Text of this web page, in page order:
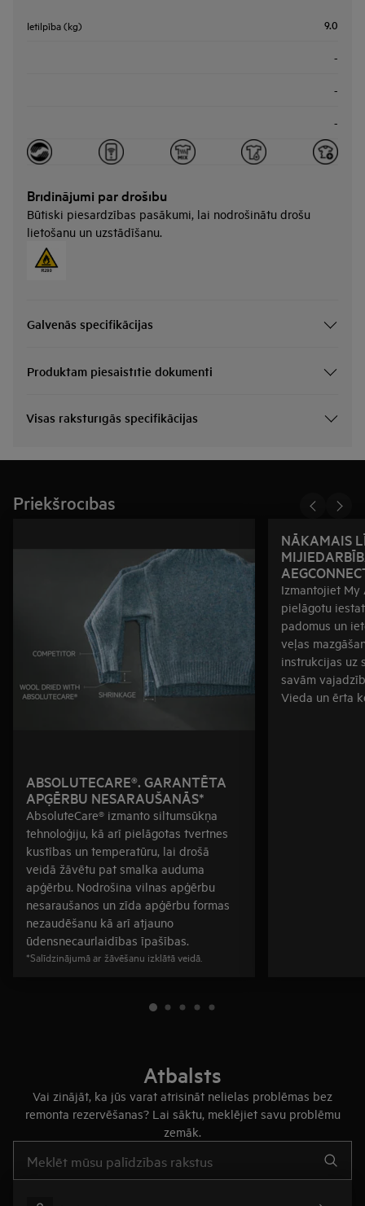
Ietilpība (kg) 9.0
-
-
-
Brīdinājumi par drošību
Būtiski piesardzības pasākumi, lai nodrošinātu drošu
lietošanu un uzstādīšanu.
Galvenās specifikācijas
Produktam piesaistītie dokumenti
Visas raksturīgās specifikācijas
Priekšrocības
ABSOLUTECARE®. GARANTĒTA
APĢĒRBU NESARAUŠANĀS*
AbsoluteCare® izmanto siltumsūkņa
tehnoloģiju, kā arī pielāgotas tvertnes
kustības un temperatūru, lai drošā
veidā žāvētu pat smalka auduma
apģērbu. Nodrošina vilnas apģērbu
nesaraušanos un zīda apģērbu formas
nezaudēšanu kā arī atjauno
ūdensnecaurlaidības īpašības.
*Salīdzinājumā ar žāvēšanu izklātā veidā.
NĀKAMAIS
Izmantojiet My
pielāgotu
padomus un
veļas
instrukcijas uz
savām
Vieda un ērta
Atbalsts
Vai zinājāt, ka jūs varat atrisināt nelielas problēmas bez
remonta rezervēšanas? Lai sāktu, meklējiet savu problēmu
zemāk.